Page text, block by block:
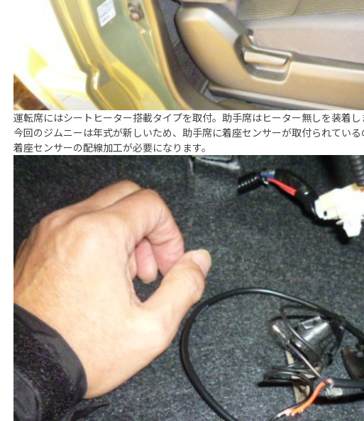
運転席にはシートヒーター搭載タイプを取付。助手席はヒーター無しを装着
今回のジムニーは年式が新しいため、助手席に着座センサーが取付られている
着座センサーの配線加工が必要になります。